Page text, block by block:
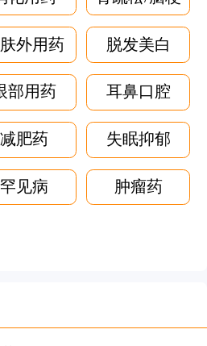
外用药 脱发美白
部用药 耳鼻口腔
减肥药 失眠抑郁
罕见病 肿瘤药